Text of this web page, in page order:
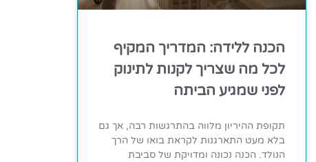
הכנה ללידה: המדריך המקיף
לכל מה שצריך לקנות לתינוק
לפני שמגיע הביתה
תקופת ההיריון מלווה בהתרגשות רבה, אך גם
בלא מעט התארגנות לקראת בואו של הרך
הנולד. הכנה נכונה ומדויקת של סביבת